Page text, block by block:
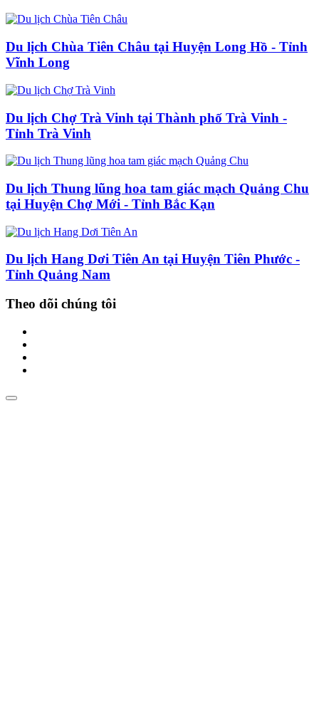
Du lịch Chùa Tiên Châu tại Huyện Long Hồ - Tỉnh
Vĩnh Long
Du lịch Chợ Trà Vinh tại Thành phố Trà Vinh -
Tỉnh Trà Vinh
Du lịch Thung lũng hoa tam giác mạch Quảng Chu
tại Huyện Chợ Mới - Tỉnh Bắc Kạn
Du lịch Hang Dơi Tiên An tại Huyện Tiên Phước -
Tỉnh Quảng Nam
Theo dõi chúng tôi